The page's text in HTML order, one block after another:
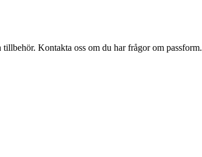
Kontakta oss om du har frågor om passform.